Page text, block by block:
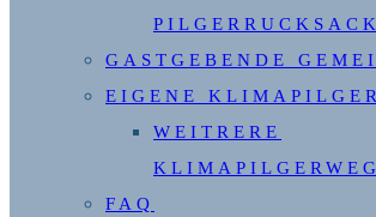
PILGERRUCKSACK
GASTGEBENDE
EIGENE
WEITRERE
FAQ